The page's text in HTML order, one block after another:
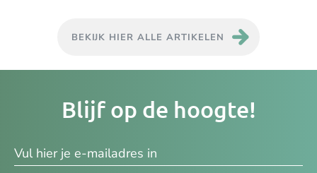
BEKIJK HIER ALLE ARTIKELEN
Blijf op de hoogte!